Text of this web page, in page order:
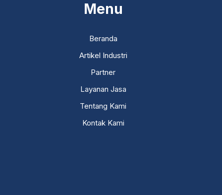
Menu
Beranda
Artikel Industri
Partner
Layanan Jasa
Tentang Kami
Kontak Kami